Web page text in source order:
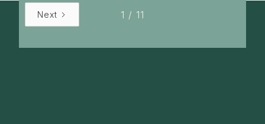
1 / 11
Next